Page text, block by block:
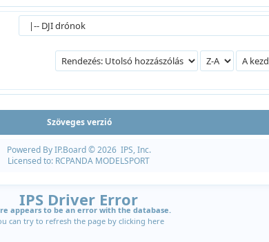
Szöveges verzió
Powered ByIP.Board© 2026 IPS, Inc.
Licensed to: RCPANDA MODELSPORT
IPS Driver Error
appears to be an error with the database.
can try to refresh the page by clicking here